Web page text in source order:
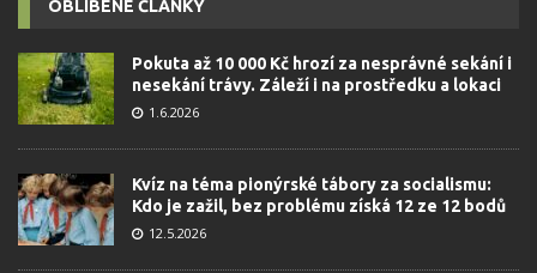
OBLÍBENÉ ČLÁNKY
Pokuta až 10 000 Kč hrozí za nesprávné sekání i
nesekání trávy. Záleží i na prostředku a lokaci
1.6.2026
Kvíz na téma pionýrské tábory za socialismu:
Kdo je zažil, bez problému získá 12 ze 12 bodů
12.5.2026